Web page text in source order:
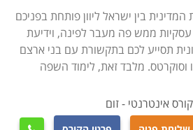
בין ישראל ליוון פותחת בפניכם
עסקיות ממש פה מעבר לפינה, וידיעת
תסייע לכם בתקשורת עם בני ארצם
וסוקרטס. מלבד זאת, לימוד השפה
קורס אינטרנטי - זום